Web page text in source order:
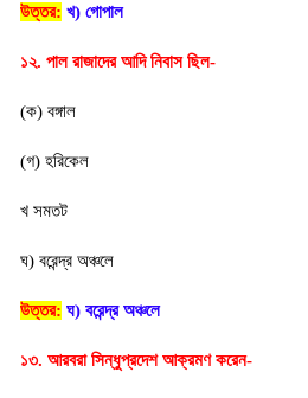
উত্তর: খ) গোপাল
১২. পাল রাজাদের আদি নিবাস ছিল-
(ক) বঙ্গাল
(গ) হরিকেল
খ সমতট
ঘ) বরেন্দ্র অঞ্চলে
উত্তর: ঘ) বরেন্দ্র অঞ্চলে
১৩. আরবরা সিন্ধুপ্রদেশ আক্রমণ করেন-